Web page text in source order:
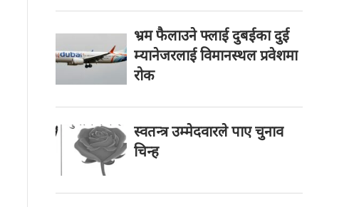
भ्रम फैलाउने फ्लाई दुबईका दुई
म्यानेजरलाई विमानस्थल प्रवेशमा
रोक
स्वतन्त्र उम्मेदवारले पाए चुनाव
चिन्ह